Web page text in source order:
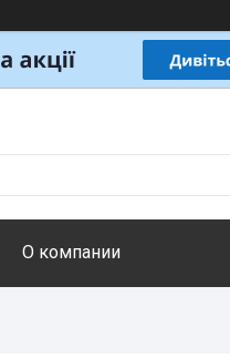
О компании